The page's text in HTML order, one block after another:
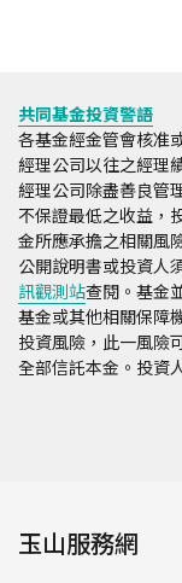
共同基金投資警語
各基金經金管會核准
經理公司以往之經理
經理公司除盡善良管
不保證最低之收益，
金所應承擔之相關風
公開說明書或投資人
訊觀測站查閱。基金
基金或其他相關保障
投資風險，此一風險
全部信託本金。投資
玉山服務網